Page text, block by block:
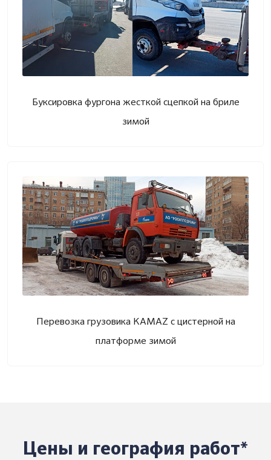
Буксировка фургона жесткой сцепкой на бриле
зимой
Перевозка грузовика KAMAZ с цистерной на
платформе зимой
Цены и география работ*